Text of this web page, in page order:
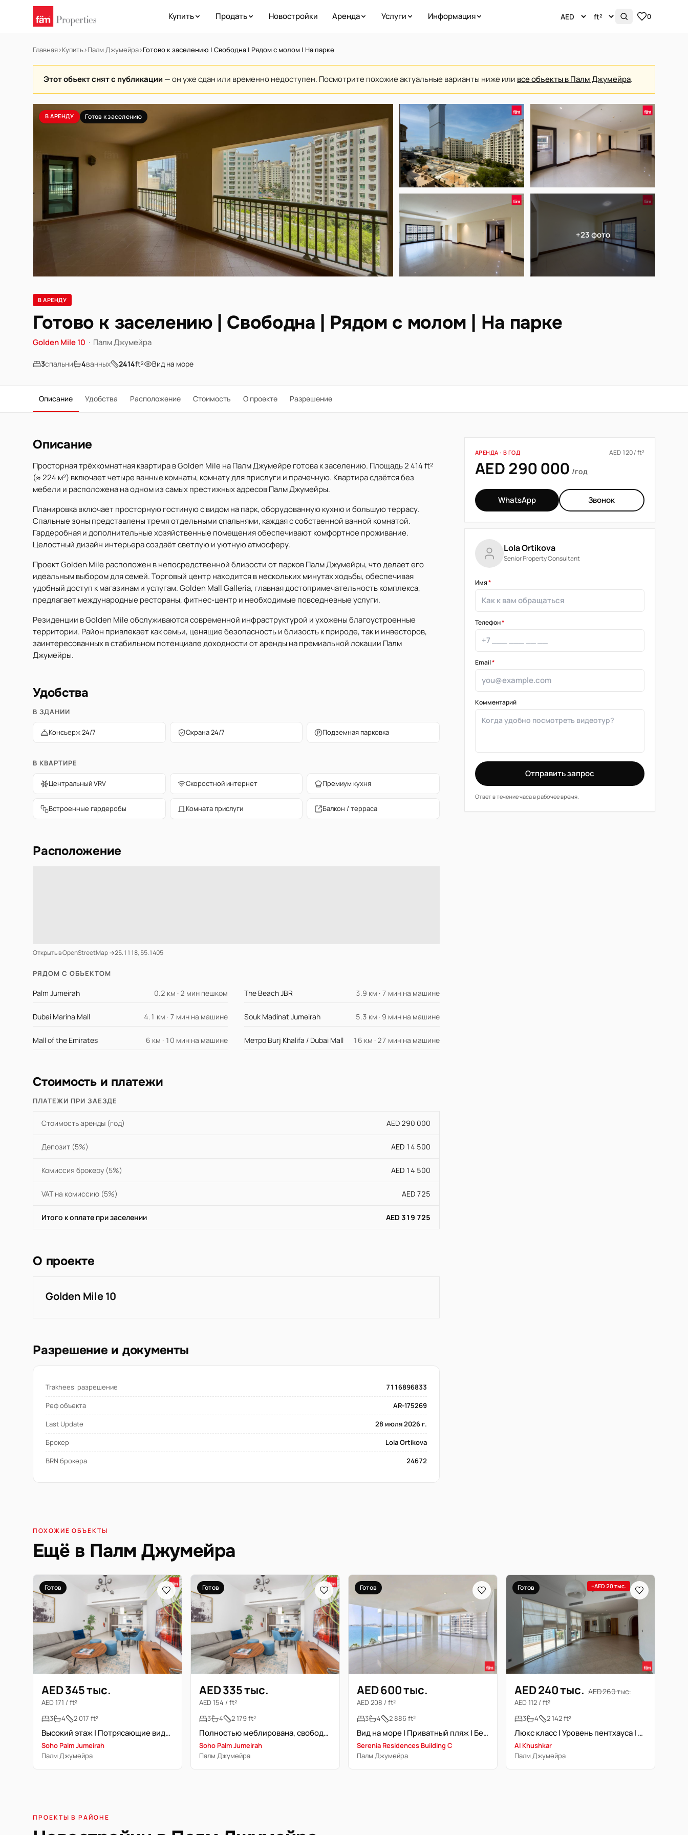
Купить Продать Новостройки Аренда Услуги Информация 0
Главная›Купить›Палм Джумейра›Готово к заселению | Свободна | Рядом с молом | На парке
Этот объект снят с публикации — он уже сдан или временно недоступен. Посмотрите похожие актуальные варианты ниже или все объекты в Палм Джумейра.
В АРЕНДУ Готов к заселению
+23 фото
В АРЕНДУ
Готово к заселению | Свободна | Рядом с молом | На парке
Golden Mile 10 · Палм Джумейра
3спальни 4ванных 2414ft² Вид на море
Описание Удобства Расположение Стоимость О проекте Разрешение
Описание
Просторная трёхкомнатная квартира в Golden Mile на Палм Джумейре готова к заселению. Площадь 2 414 ft²
(≈ 224 м²) включает четыре ванные комнаты, комнату для прислуги и прачечную. Квартира сдаётся без
мебели и расположена на одном из самых престижных адресов Палм Джумейры.
Планировка включает просторную гостиную с видом на парк, оборудованную кухню и большую террасу.
Спальные зоны представлены тремя отдельными спальнями, каждая с собственной ванной комнатой.
Гардеробная и дополнительные хозяйственные помещения обеспечивают комфортное проживание.
Целостный дизайн интерьера создаёт светлую и уютную атмосферу.
Проект Golden Mile расположен в непосредственной близости от парков Палм Джумейры, что делает его
идеальным выбором для семей. Торговый центр находится в нескольких минутах ходьбы, обеспечивая
удобный доступ к магазинам и услугам. Golden Mall Galleria, главная достопримечательность комплекса,
предлагает международные рестораны, фитнес-центр и необходимые повседневные услуги.
Резиденции в Golden Mile обслуживаются современной инфраструктурой и ухожены благоустроенные
территории. Район привлекает как семьи, ценящие безопасность и близость к природе, так и инвесторов,
заинтересованных в стабильном потенциале доходности от аренды на премиальной локации Палм
Джумейры.
Удобства
В ЗДАНИИ
Консьерж 24/7 Охрана 24/7 Подземная парковка
В КВАРТИРЕ
Центральный VRV Скоростной интернет Премиум кухня
Встроенные гардеробы Комната прислуги Балкон / терраса
Расположение
Открыть в OpenStreetMap →25.1118, 55.1405
РЯДОМ С ОБЪЕКТОМ
Palm Jumeirah 0.2 км · 2 мин пешком The Beach JBR 3.9 км · 7 мин на машине
Dubai Marina Mall 4.1 км · 7 мин на машине Souk Madinat Jumeirah 5.3 км · 9 мин на машине
Mall of the Emirates 6 км · 10 мин на машине Метро Burj Khalifa / Dubai Mall 16 км · 27 мин на машине
Стоимость и платежи
ПЛАТЕЖИ ПРИ ЗАЕЗДЕ
Стоимость аренды (год) AED 290 000
Депозит (5%) AED 14 500
Комиссия брокеру (5%) AED 14 500
VAT на комиссию (5%) AED 725
Итого к оплате при заселении AED 319 725
О проекте
Golden Mile 10
Разрешение и документы
Trakheesi разрешение
7116896833
Реф объекта
AR-175269
Last Update
28 июля 2026 г.
Брокер
Lola Ortikova
BRN брокера
24672
АРЕНДА · В ГОД AED 120 / ft²
AED 290 000 /год
WhatsApp Звонок
Lola Ortikova
Senior Property Consultant
Имя*
Телефон*
Email*
Комментарий
Отправить запрос
Ответ в течение часа в рабочее время.
ПОХОЖИЕ ОБЪЕКТЫ
Ещё в Палм Джумейра
Готов
AED 345 тыс.
AED 171 / ft²
3
4 2 017 ft²
Высокий этаж | Потрясающие виды | Свободна
Soho Palm Jumeirah
Палм Джумейра
Готов
AED 335 тыс.
AED 154 / ft²
3
4 2 179 ft²
Полностью меблирована, свободна, высокий этаж
Soho Palm Jumeirah
Палм Джумейра
Готов
AED 600 тыс.
AED 208 / ft²
3
4 2 886 ft²
Вид на море | Приватный пляж | Без мебели | Светлая
Serenia Residences Building C
Палм Джумейра
Готов −AED 20 тыс.
AED 240 тыс. AED 260 тыс.
AED 112 / ft²
3
4 2 142 ft²
Люкс класс | Уровень пентхауса | Свободна
Al Khushkar
Палм Джумейра
ПРОЕКТЫ В РАЙОНЕ